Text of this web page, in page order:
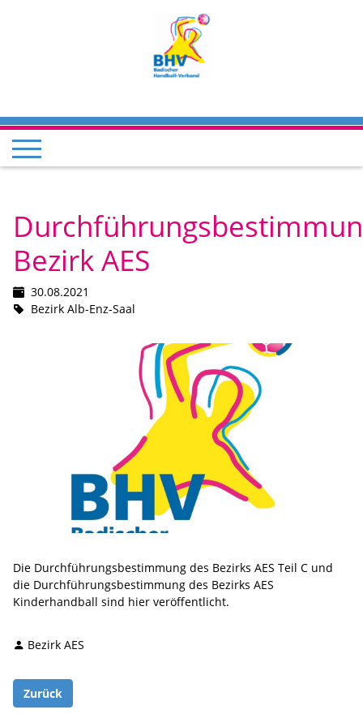
Bezirk AES
30.08.2021
Bezirk Alb-Enz-Saal
Die Durchführungsbestimmung des Bezirks AES Teil C und
die Durchführungsbestimmung des Bezirks AES
Kinderhandball sind hier veröffentlicht.
Bezirk AES
Zurück